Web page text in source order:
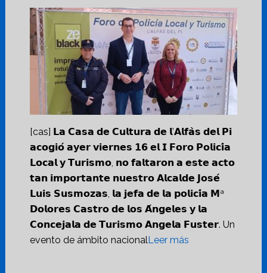
[cas] 𝗟𝗮 𝗖𝗮𝘀𝗮 𝗱𝗲 𝗖𝘂𝗹𝘁𝘂𝗿𝗮 𝗱𝗲 𝗹’𝗔𝗹𝗳𝗮̀𝘀 𝗱𝗲𝗹 𝗣𝗶
𝗮𝗰𝗼𝗴𝗶𝗼́ 𝗮𝘆𝗲𝗿 𝘃𝗶𝗲𝗿𝗻𝗲𝘀 𝟭𝟲 𝗲𝗹 𝗜 𝗙𝗼𝗿𝗼 𝗣𝗼𝗹𝗶𝗰𝗶́𝗮
𝗟𝗼𝗰𝗮𝗹 𝘆 𝗧𝘂𝗿𝗶𝘀𝗺𝗼, 𝗻𝗼 𝗳𝗮𝗹𝘁𝗮𝗿𝗼𝗻 𝗮 𝗲𝘀𝘁𝗲 𝗮𝗰𝘁𝗼
𝘁𝗮𝗻 𝗶𝗺𝗽𝗼𝗿𝘁𝗮𝗻𝘁𝗲 𝗻𝘂𝗲𝘀𝘁𝗿𝗼 𝗔𝗹𝗰𝗮𝗹𝗱𝗲 𝗝𝗼𝘀𝗲́
𝗟𝘂𝗶𝘀 𝗦𝘂𝘀𝗺𝗼𝘇𝗮𝘀, 𝗹𝗮 𝗷𝗲𝗳𝗮 𝗱𝗲 𝗹𝗮 𝗽𝗼𝗹𝗶𝗰𝗶́𝗮 𝗠ª
𝗗𝗼𝗹𝗼𝗿𝗲𝘀 𝗖𝗮𝘀𝘁𝗿𝗼 𝗱𝗲 𝗹𝗼𝘀 𝗔́𝗻𝗴𝗲𝗹𝗲𝘀 𝘆 𝗹𝗮
𝗖𝗼𝗻𝗰𝗲𝗷𝗮𝗹𝗮 𝗱𝗲 𝗧𝘂𝗿𝗶𝘀𝗺𝗼 𝗔𝗻𝗴𝗲𝗹𝗮 𝗙𝘂𝘀𝘁𝗲𝗿. Un
evento de ámbito nacionalLeer más